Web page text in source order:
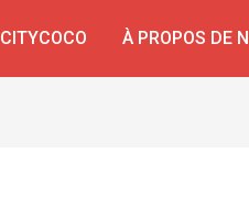
CITYCOCO À PROPOS DE